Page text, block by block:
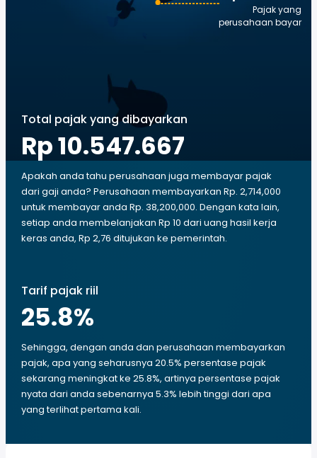
Pajak yang
perusahaan bayar
Total pajak yang dibayarkan
Rp 10.547.667
Apakah anda tahu perusahaan juga membayar pajak
dari gaji anda? Perusahaan membayarkan Rp. 2,714,000
untuk membayar anda Rp. 38,200,000. Dengan kata lain,
setiap anda membelanjakan Rp 10 dari uang hasil kerja
keras anda, Rp 2,76 ditujukan ke pemerintah.
Tarif pajak riil
25.8%
Sehingga, dengan anda dan perusahaan membayarkan
pajak, apa yang seharusnya 20.5% persentase pajak
sekarang meningkat ke 25.8%, artinya persentase pajak
nyata dari anda sebenarnya 5.3% lebih tinggi dari apa
yang terlihat pertama kali.